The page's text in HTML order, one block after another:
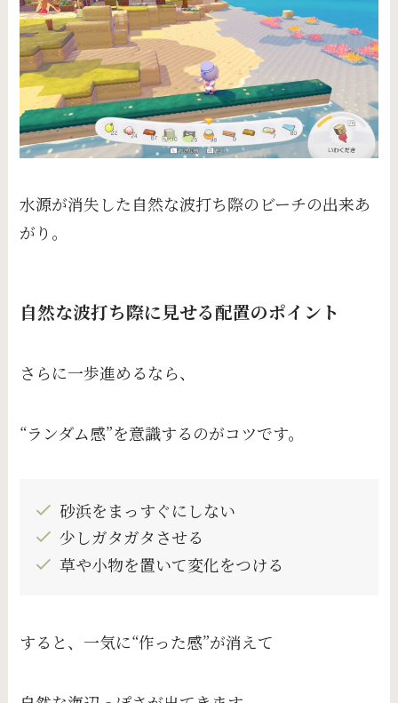
水源が消失した自然な波打ち際のビーチの出来あ
がり。
自然な波打ち際に見せる配置のポイント
さらに一歩進めるなら、
“ランダム感”を意識するのがコツです。
砂浜をまっすぐにしない
少しガタガタさせる
草や小物を置いて変化をつける
すると、一気に“作った感”が消えて